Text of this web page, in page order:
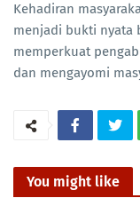
Kehadiran
menjadi bukti nyata
memperkuat
dan mengayomi
You might like